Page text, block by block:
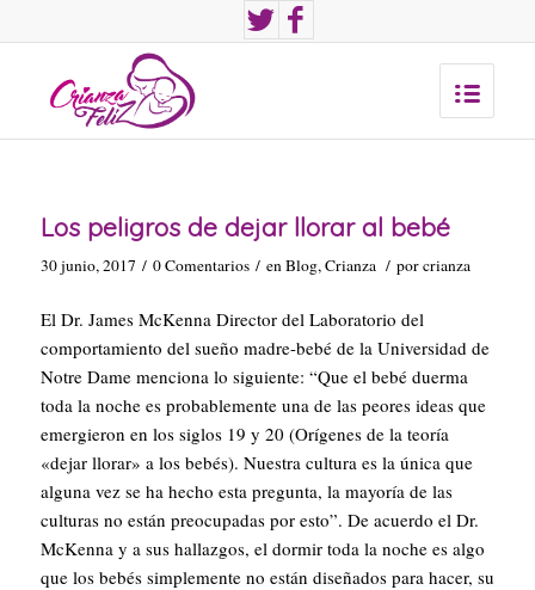
Los peligros de dejar llorar al bebé
30 junio, 2017 / 0 Comentarios / enBlog,Crianza / porcrianza
El Dr. James McKenna Director del Laboratorio del
comportamiento del sueño madre-bebé de la Universidad de
Notre Dame menciona lo siguiente: “Que el bebé duerma
toda la noche es probablemente una de las peores ideas que
emergieron en los siglos 19 y 20 (Orígenes de la teoría
«dejar llorar» a los bebés). Nuestra cultura es la única que
alguna vez se ha hecho esta pregunta, la mayoría de las
culturas no están preocupadas por esto”. De acuerdo el Dr.
McKenna y a sus hallazgos, el dormir toda la noche es algo
que los bebés simplemente no están diseñados para hacer, su